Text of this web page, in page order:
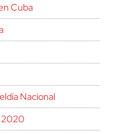
Cuba
Nacional
2020